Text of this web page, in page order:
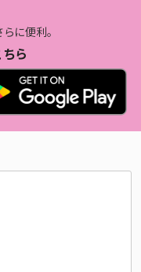
に便利。
ら